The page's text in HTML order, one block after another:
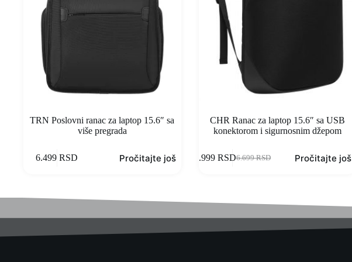
TRN Poslovni ranac za laptop 15.6″ sa
više pregrada
6.499RSD Pročitajte još
CHR Ranac za laptop 15.6″ sa USB
konektorom i sigurnosnim džepom
6.699RSD
3.999 RSD Pročitajte još